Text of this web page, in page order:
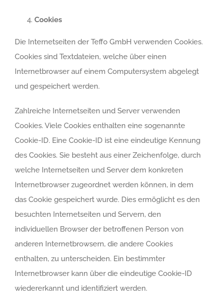
Cookies
Die Internetseiten der Teffo GmbH verwenden Cookies.
Cookies sind Textdateien, welche über einen
Internetbrowser auf einem Computersystem abgelegt
und gespeichert werden.
Zahlreiche Internetseiten und Server verwenden
Cookies. Viele Cookies enthalten eine sogenannte
Cookie-ID. Eine Cookie-ID ist eine eindeutige Kennung
des Cookies. Sie besteht aus einer Zeichenfolge, durch
welche Internetseiten und Server dem konkreten
Internetbrowser zugeordnet werden können, in dem
das Cookie gespeichert wurde. Dies ermöglicht es den
besuchten Internetseiten und Servern, den
individuellen Browser der betroffenen Person von
anderen Internetbrowsern, die andere Cookies
enthalten, zu unterscheiden. Ein bestimmter
Internetbrowser kann über die eindeutige Cookie-ID
wiedererkannt und identifiziert werden.